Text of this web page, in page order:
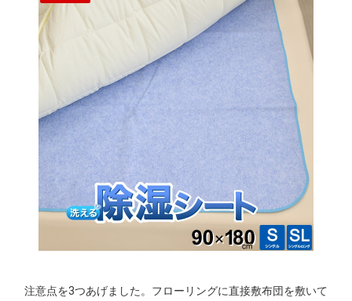
注意点を3つあげました。フローリングに直接敷布団を敷いて